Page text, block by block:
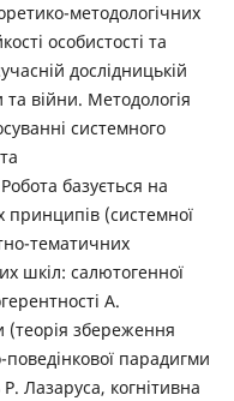
методологічних
особистості та
дослідницькій
війни. Методологія
системного
базується на
принципів (системної
тематичних
шкіл: салютогенної
А.
(теорія збереження
парадигми
Лазаруса, когнітивна